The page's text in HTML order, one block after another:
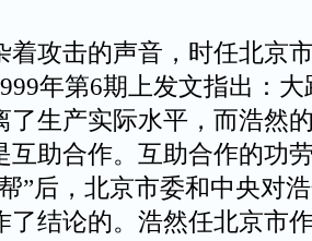
攻击的声音，时任北京
年第6期上发文指出：
了生产实际水平，而浩然
互助合作。互助合作的功
”后，北京市委和中央对
了结论的。浩然任北京市